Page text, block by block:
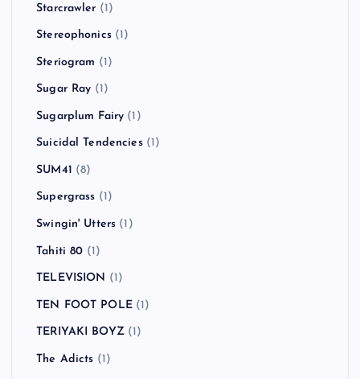
Starcrawler (1)
Stereophonics(1)
Steriogram (1)
Sugar Ray (1)
Sugarplum Fairy (1)
Suicidal Tendencies(1)
SUM41 (8)
Supergrass (1)
Swingin' Utters (1)
Tahiti 80 (1)
TELEVISION (1)
TEN FOOT POLE(1)
TERIYAKI BOYZ(1)
The Adicts (1)